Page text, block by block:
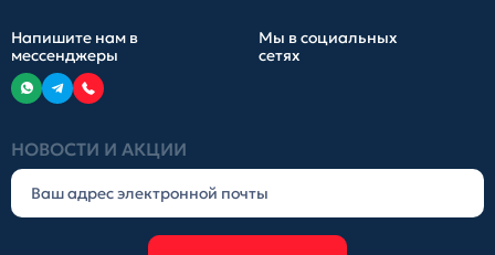
НОВОСТИ И АКЦИИ
Напишите нам в
мессенджеры
Мы в социальных
сетях